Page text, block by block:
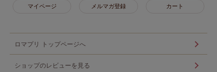
マイページ メルマガ登録 カート
ロマプリ トップページへ
ショップのレビューを見る